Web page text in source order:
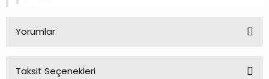
Yorumlar
Taksit Seçenekleri